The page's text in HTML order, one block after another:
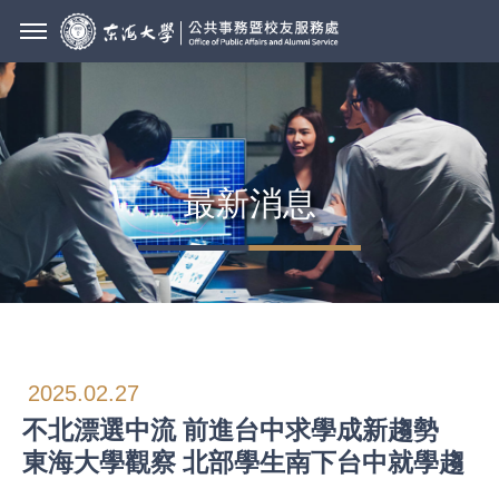
最新消息
2025.02.27
不北漂選中流 前進台中求學成新趨勢
東海大學觀察 北部學生南下台中就學趨